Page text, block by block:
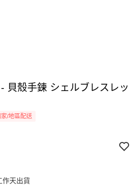
貝殼手鍊 シェルブレスレッ
家/地區配送
作天出貨